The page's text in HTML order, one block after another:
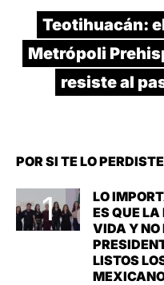
Teotihuacán:
Metrópoli
resiste al
POR SI TE LO PERDISTE
LO
ES QUE
VIDA Y
LISTOS